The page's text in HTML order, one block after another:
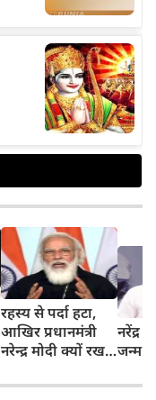
रहस्य से पर्दा हटा,
आखिर प्रधानमंत्री
नरेन्द्र मोदी क्यों रखते
नरेंद्र
जन्म